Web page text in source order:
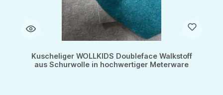
Kuscheliger WOLLKIDS Doubleface Walkstoff
aus Schurwolle in hochwertiger Meterware